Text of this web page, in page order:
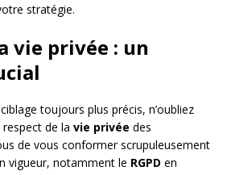
stratégie.
vie privée : un
toujours plus précis, n’oubliez
de la vie privée des
de vous conformer scrupuleusement
vigueur, notamment le RGPD en